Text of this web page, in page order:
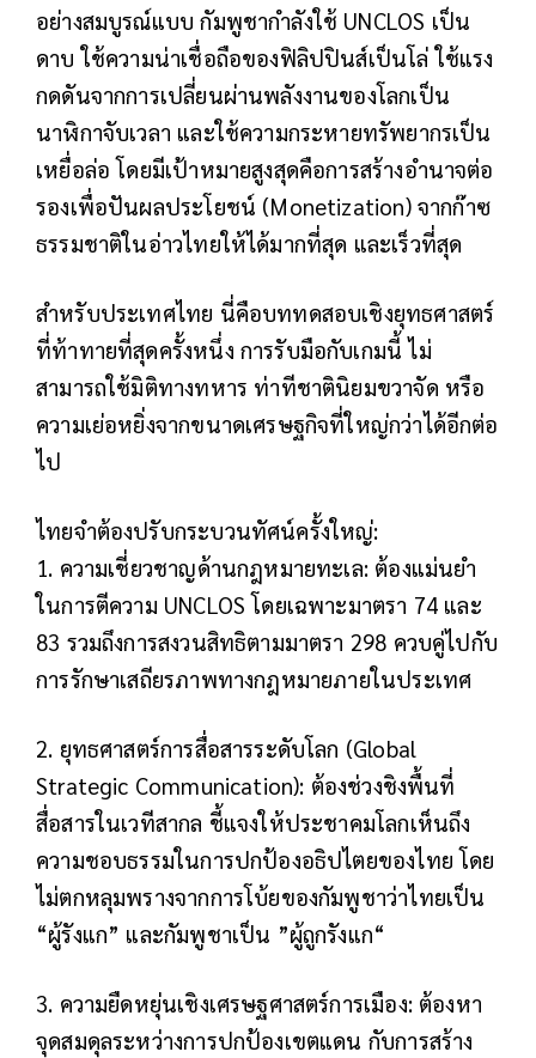
อย่างสมบูรณ์แบบ กัมพูชากำลังใช้ UNCLOS เป็น
ดาบ ใช้ความน่าเชื่อถือของฟิลิปปินส์เป็นโล่ ใช้แรง
กดดันจากการเปลี่ยนผ่านพลังงานของโลกเป็น
นาฬิกาจับเวลา และใช้ความกระหายทรัพยากรเป็น
เหยื่อล่อ โดยมีเป้าหมายสูงสุดคือการสร้างอำนาจต่อ
รองเพื่อปันผลประโยชน์ (Monetization) จากก๊าซ
ธรรมชาติในอ่าวไทยให้ได้มากที่สุด และเร็วที่สุด
สำหรับประเทศไทย นี่คือบททดสอบเชิงยุทธศาสตร์
ที่ท้าทายที่สุดครั้งหนึ่ง การรับมือกับเกมนี้ ไม่
สามารถใช้มิติทางทหาร ท่าทีชาตินิยมขวาจัด หรือ
ความเย่อหยิ่งจากขนาดเศรษฐกิจที่ใหญ่กว่าได้อีกต่อ
ไป
ไทยจำต้องปรับกระบวนทัศน์ครั้งใหญ่:
1. ความเชี่ยวชาญด้านกฎหมายทะเล: ต้องแม่นยำ
ในการตีความ UNCLOS โดยเฉพาะมาตรา 74 และ
83 รวมถึงการสงวนสิทธิตามมาตรา 298 ควบคู่ไปกับ
การรักษาเสถียรภาพทางกฎหมายภายในประเทศ
2. ยุทธศาสตร์การสื่อสารระดับโลก (Global
Strategic Communication): ต้องช่วงชิงพื้นที่
สื่อสารในเวทีสากล ชี้แจงให้ประชาคมโลกเห็นถึง
ความชอบธรรมในการปกป้องอธิปไตยของไทย โดย
ไม่ตกหลุมพรางจากการโบ้ยของกัมพูชาว่าไทยเป็น
“ผู้รังแก” และกัมพูชาเป็น ”ผู้ถูกรังแก“
3. ความยืดหยุ่นเชิงเศรษฐศาสตร์การเมือง: ต้องหา
จุดสมดุลระหว่างการปกป้องเขตแดน กับการสร้าง